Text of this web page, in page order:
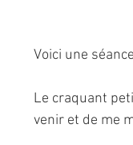
Voici une
Le craquant
venir et de me